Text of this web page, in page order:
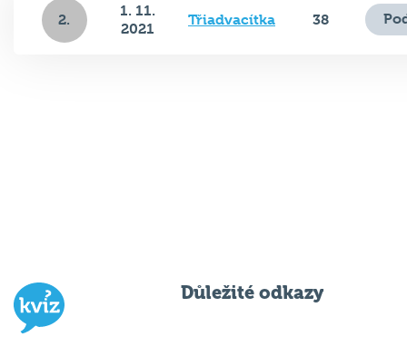
2.
1. 11.
2021
Třiadvacítka 38
Důležité odkazy